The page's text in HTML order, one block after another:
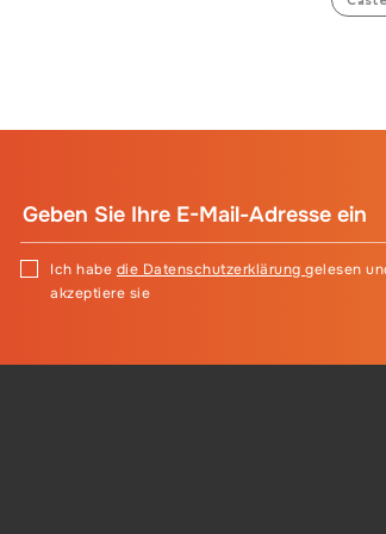
Ich habe die Datenschutzerklärunggelesen
akzeptiere sie